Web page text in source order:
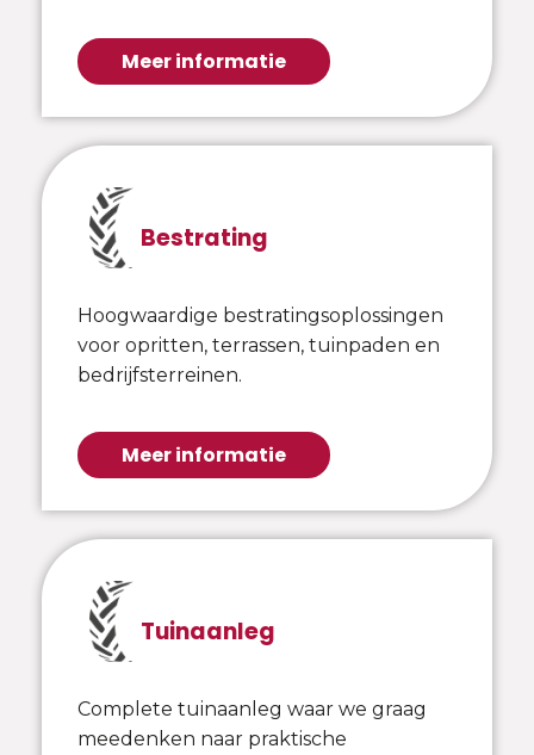
Meer informatie
Bestrating
Hoogwaardige bestratingsoplossingen
voor opritten, terrassen, tuinpaden en
bedrijfsterreinen.
Meer informatie
Tuinaanleg
Complete tuinaanleg waar we graag
meedenken naar praktische